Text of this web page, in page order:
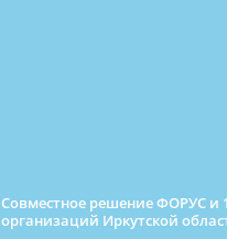
Совместное решение ФОРУС и
организаций Иркутской